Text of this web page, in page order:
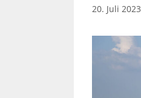
20. Juli 2023